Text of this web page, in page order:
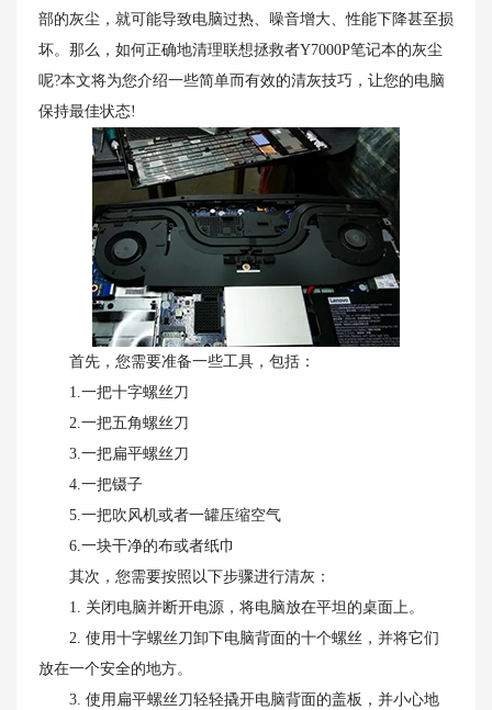
部的灰尘，就可能导致电脑过热、噪音增大、性能下降甚至损
坏。那么，如何正确地清理联想拯救者Y7000P笔记本的灰尘
呢?本文将为您介绍一些简单而有效的清灰技巧，让您的电脑
保持最佳状态!
首先，您需要准备一些工具，包括：
1.一把十字螺丝刀
2.一把五角螺丝刀
3.一把扁平螺丝刀
4.一把镊子
5.一把吹风机或者一罐压缩空气
6.一块干净的布或者纸巾
其次，您需要按照以下步骤进行清灰：
1. 关闭电脑并断开电源，将电脑放在平坦的桌面上。
2. 使用十字螺丝刀卸下电脑背面的十个螺丝，并将它们
放在一个安全的地方。
3. 使用扁平螺丝刀轻轻撬开电脑背面的盖板，并小心地